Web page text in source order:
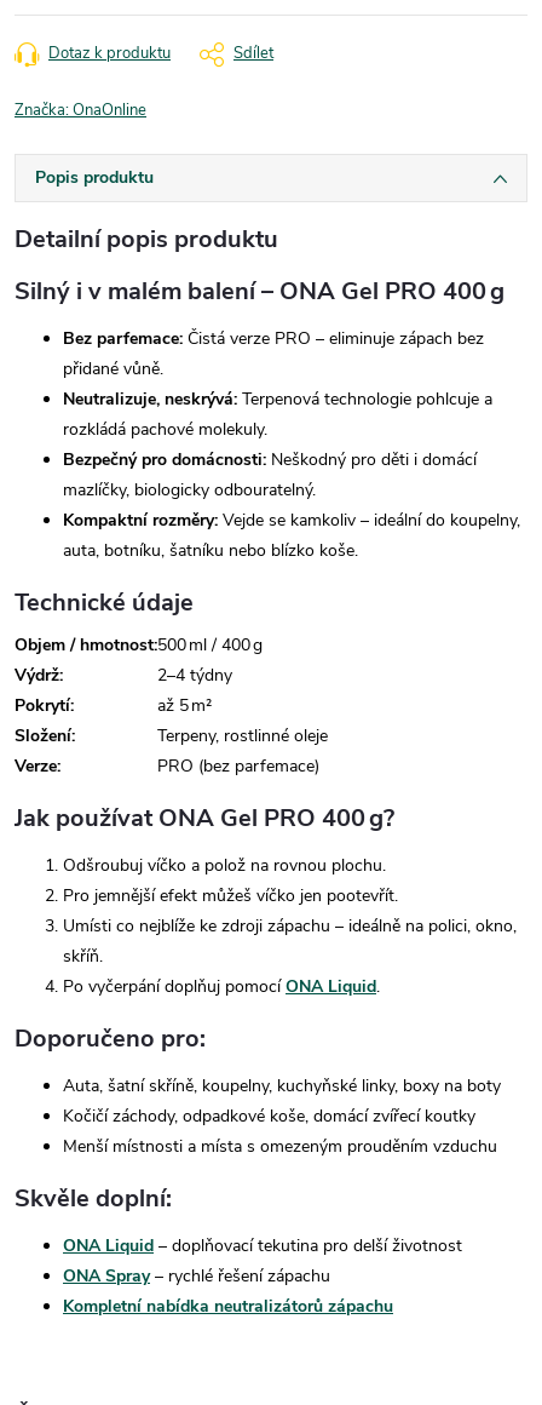
Dotaz k produktu Sdílet
Značka:OnaOnline
Popis produktu
Detailní popis produktu
Silný i v malém balení – ONA Gel PRO 400 g
Bez parfemace: Čistá verze PRO – eliminuje zápach bez
přidané vůně.
Neutralizuje, neskrývá: Terpenová technologie pohlcuje a
rozkládá pachové molekuly.
Bezpečný pro domácnosti: Neškodný pro děti i domácí
mazlíčky, biologicky odbouratelný.
Kompaktní rozměry: Vejde se kamkoliv – ideální do koupelny,
auta, botníku, šatníku nebo blízko koše.
Technické údaje
Objem / hmotnost:500 ml / 400 g
Výdrž:
2–4 týdny
Pokrytí:
až 5 m²
Složení:
Terpeny, rostlinné oleje
Verze:
PRO (bez parfemace)
Jak používat ONA Gel PRO 400 g?
Odšroubuj víčko a polož na rovnou plochu.
Pro jemnější efekt můžeš víčko jen pootevřít.
Umísti co nejblíže ke zdroji zápachu – ideálně na polici, okno,
skříň.
Po vyčerpání doplňuj pomocíONA Liquid.
Doporučeno pro:
Auta, šatní skříně, koupelny, kuchyňské linky, boxy na boty
Kočičí záchody, odpadkové koše, domácí zvířecí koutky
Menší místnosti a místa s omezeným prouděním vzduchu
Skvěle doplní:
ONA Liquid – doplňovací tekutina pro delší životnost
ONA Spray– rychlé řešení zápachu
Kompletní nabídka neutralizátorů zápachu